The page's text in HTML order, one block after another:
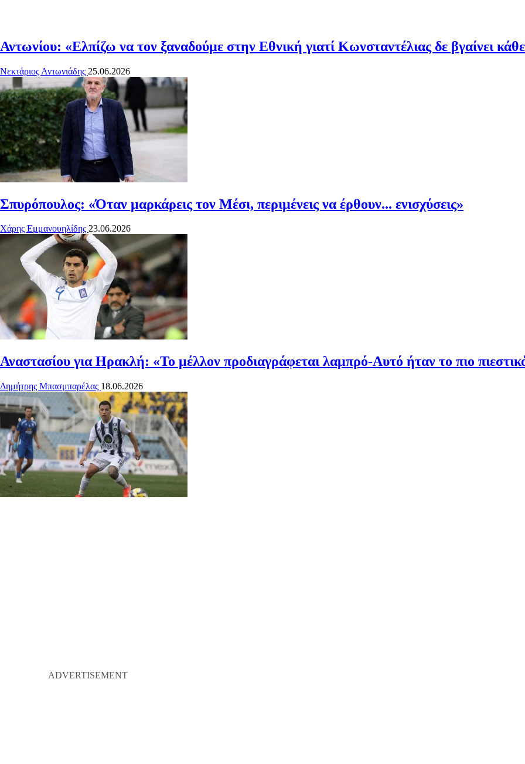
Αντωνίου: «Ελπίζω να τον ξαναδούμε στην Εθνική γιατί Κωνσταντέλιας δε βγαίνει
Νεκτάριος Αντωνιάδης 25.06.2026
Σπυρόπουλος: «Όταν μαρκάρεις τον Μέσι, περιμένεις να έρθουν... ενισχύσεις»
Χάρης Εμμανουηλίδης 23.06.2026
Αναστασίου για Ηρακλή: «Το μέλλον προδιαγράφεται λαμπρό-Αυτό ήταν το πιο πιεστικό
Δημήτρης Μπασμπαρέλας 18.06.2026